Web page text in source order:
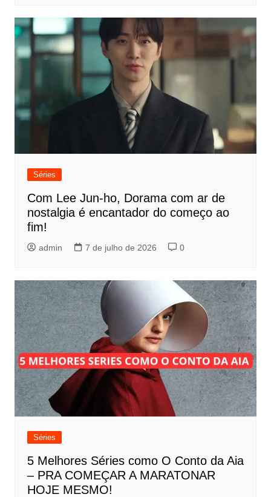
Séries
Com Lee Jun-ho, Dorama com ar de
nostalgia é encantador do começo ao
fim!
admin 7 de julho de 2026 0
Séries
5 Melhores Séries como O Conto da Aia
– PRA COMEÇAR A MARATONAR
HOJE MESMO!